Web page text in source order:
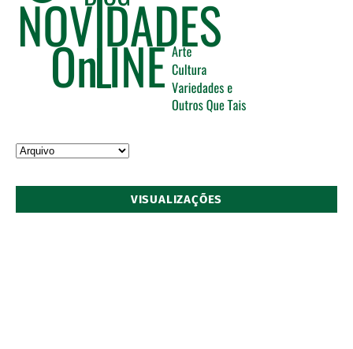
VISUALIZAÇÕES